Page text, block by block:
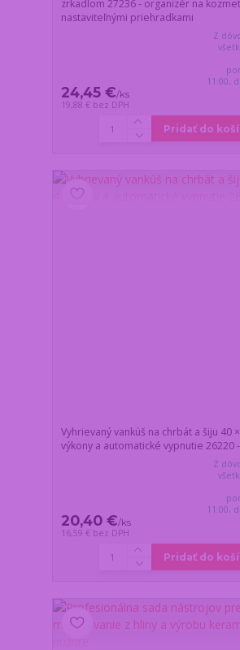
zrkadlom 27236 - organizér na
nastaviteľnými priehradkami
24,45 €/ks
19,88 € bez DPH
Z
11:00,
Pridať do
Vyhrievaný vankúš na chrbát a šiju 40
výkony a automatické vypnutie 26220
20,40 €/ks
16,59 € bez DPH
Z
11:00,
Pridať do